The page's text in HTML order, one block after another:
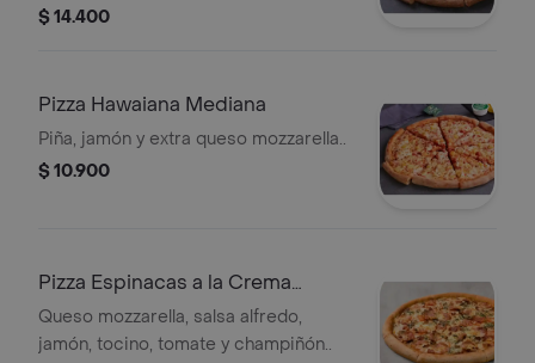
aceitunas negras, champiñón.
$ 14.400
Pizza Hawaiana Mediana
Piña, jamón y extra queso mozzarella..
$ 10.900
Pizza Espinacas a la Crema
Mediana
Queso mozzarella, salsa alfredo,
jamón, tocino, tomate y champiñón..